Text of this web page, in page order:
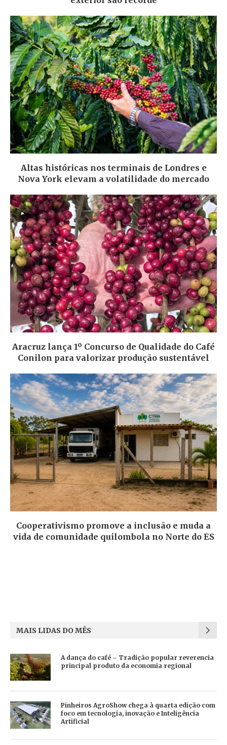
Altas históricas nos terminais de Londres e
Nova York elevam a volatilidade do mercado
Aracruz lança 1º Concurso de Qualidade do Café
Conilon para valorizar produção sustentável
Cooperativismo promove a inclusão e muda a
vida de comunidade quilombola no Norte do ES
MAIS LIDAS DO MÊS
A dança do café – Tradição popular reverencia
principal produto da economia regional
Pinheiros AgroShow chega à quarta edição com
foco em tecnologia, inovação e Inteligência
Artificial